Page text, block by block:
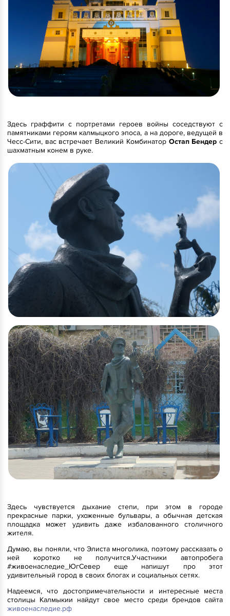
Здесь граффити с портретами героев войны соседствуют с
памятниками героям калмыцкого эпоса, а на дороге, ведущей в
Чесс-Сити, вас встречает Великий Комбинатор Остап Бендер с
шахматным конем в руке.
Здесь чувствуется дыхание степи, при этом в городе
прекрасные парки, ухоженные бульвары, а обычная детская
площадка может удивить даже избалованного столичного
жителя.
Думаю, вы поняли, что Элиста многолика, поэтому рассказать о
ней коротко не получится.Участники автопробега
#живоенаследие_ЮгСевер еще напишут про этот
удивительный город в своих блогах и социальных сетях.
Надеемся, что достопримечательности и интересные места
столицы Калмыкии найдут свое место среди брендов сайта
живоенаследие.рф